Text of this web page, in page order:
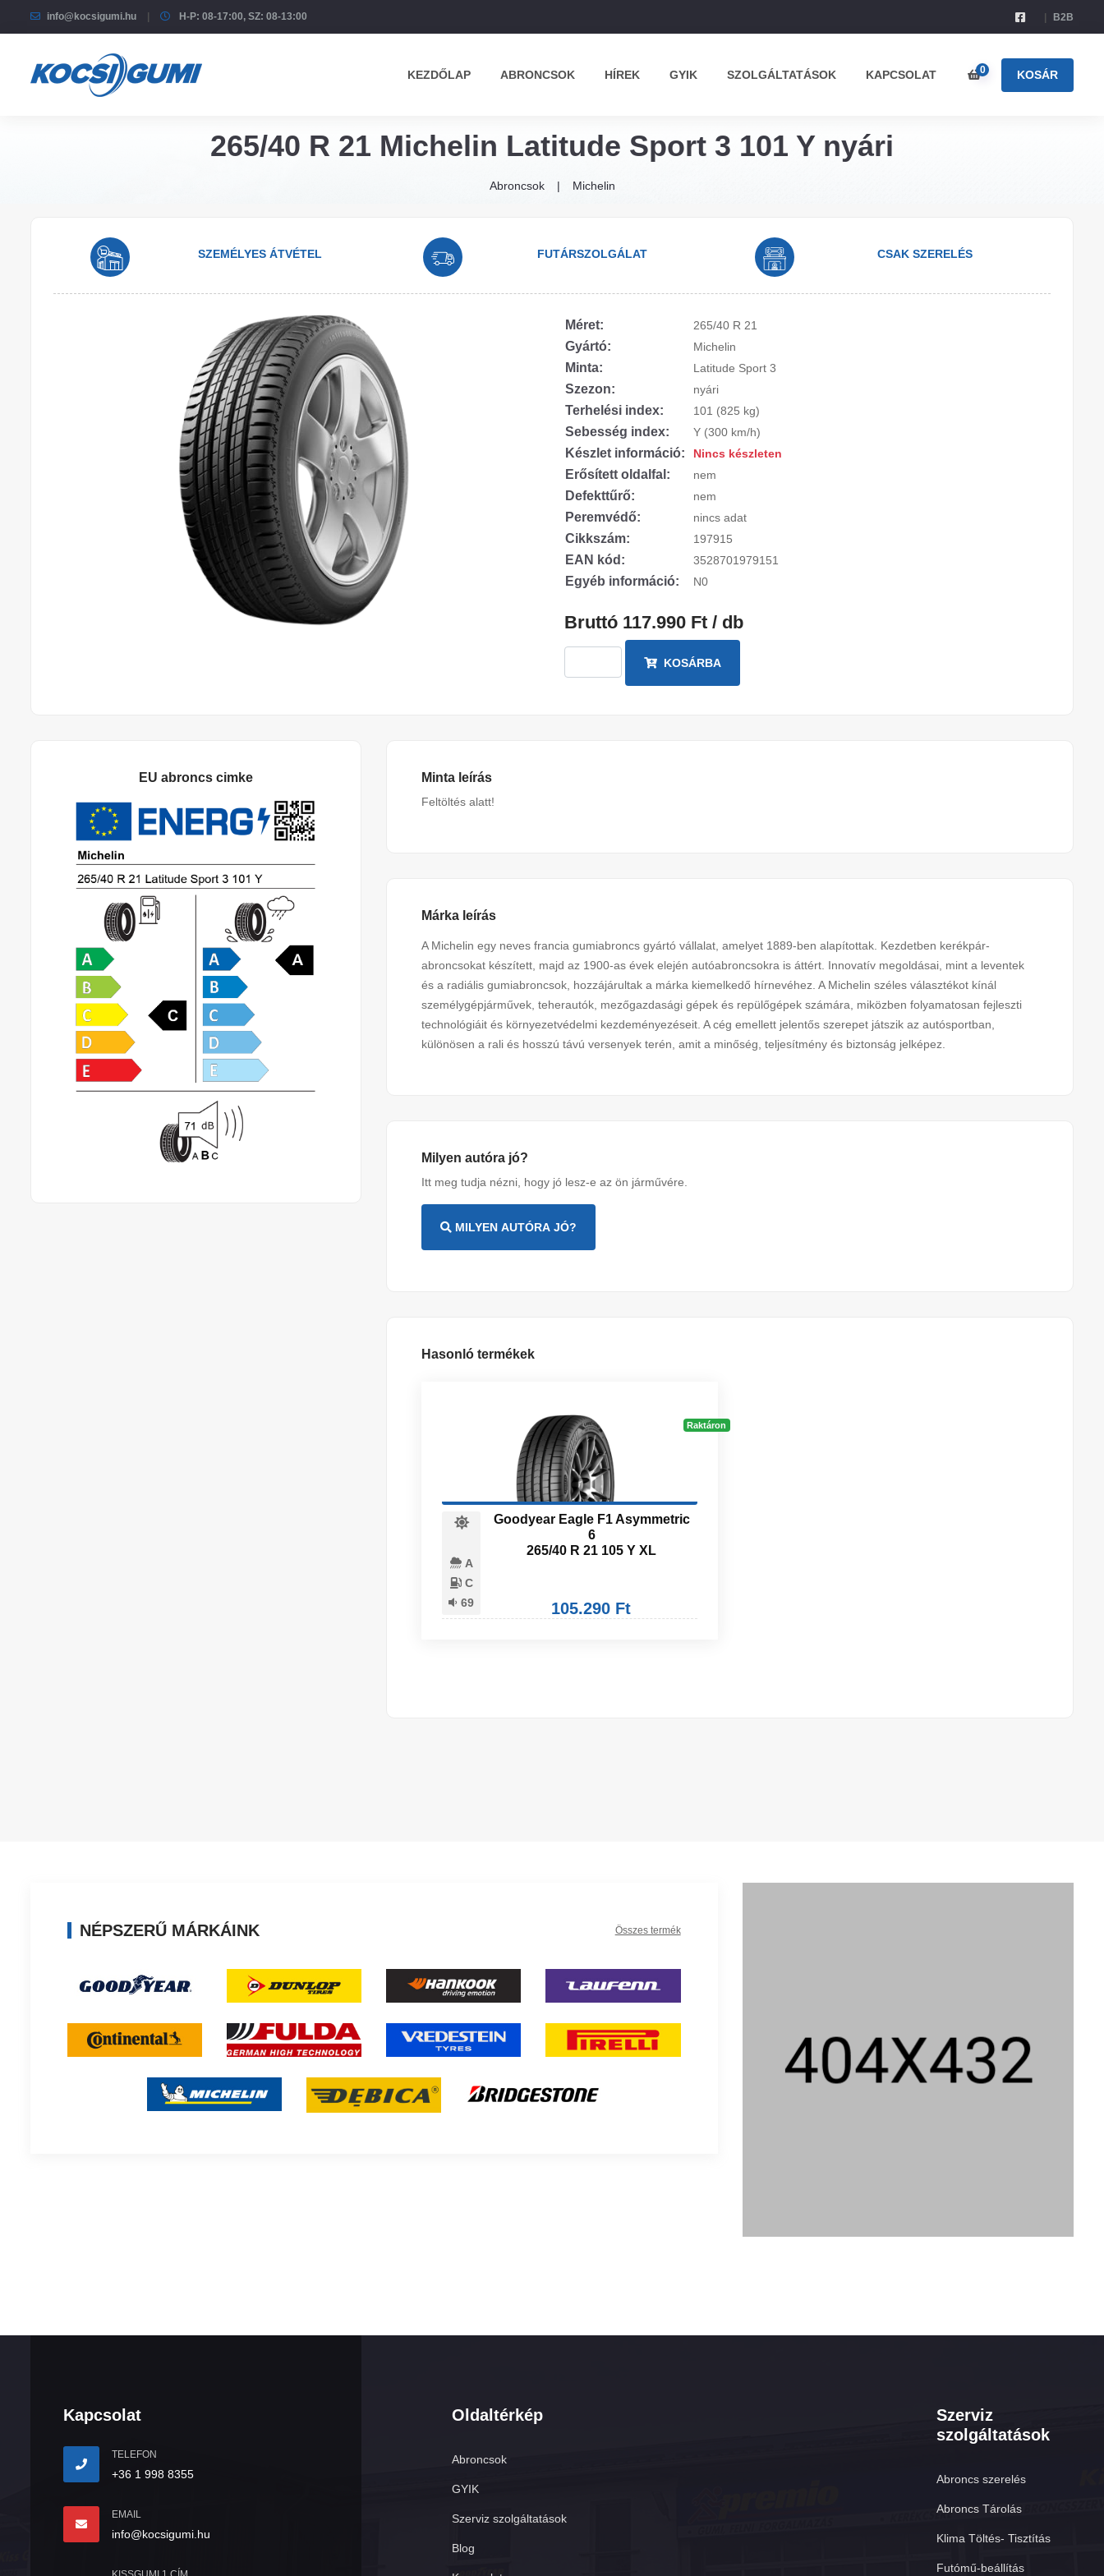
info@kocsigumi.hu H-P: 08-17:00, SZ: 08-13:00 B2B
KEZDŐLAP ABRONCSOK HÍREK GYIK SZOLGÁLTATÁSOK KAPCSOLAT 0 KOSÁR
265/40 R 21 Michelin Latitude Sport 3 101 Y nyári
Abroncsok Michelin
SZEMÉLYES ÁTVÉTEL FUTÁRSZOLGÁLAT CSAK SZERELÉS
Méret: 265/40 R 21
Gyártó: Michelin
Minta: Latitude Sport 3
Szezon: nyári
Terhelési index: 101 (825 kg)
Sebesség index: Y (300 km/h)
Készlet információ: Nincs készleten
Erősített oldalfal: nem
Defekttűrő: nem
Peremvédő: nincs adat
Cikkszám: 197915
EAN kód: 3528701979151
Egyéb információ: N0
Bruttó 117.990 Ft / db
KOSÁRBA
EU abroncs cimke Minta leírás
Feltöltés alatt!
Márka leírás
A Michelin egy neves francia gumiabroncs gyártó vállalat, amelyet 1889-ben alapítottak. Kezdetben kerékpár-
abroncsokat készített, majd az 1900-as évek elején autóabroncsokra is áttért. Innovatív megoldásai, mint a leventek
és a radiális gumiabroncsok, hozzájárultak a márka kiemelkedő hírnevéhez. A Michelin széles választékot kínál
személygépjárművek, teherautók, mezőgazdasági gépek és repülőgépek számára, miközben folyamatosan fejleszti
technológiáit és környezetvédelmi kezdeményezéseit. A cég emellett jelentős szerepet játszik az autósportban,
különösen a rali és hosszú távú versenyek terén, amit a minőség, teljesítmény és biztonság jelképez.
Milyen autóra jó?
Itt meg tudja nézni, hogy jó lesz-e az ön járművére.
MILYEN AUTÓRA JÓ?
Hasonló termékek
Raktáron
A
C
69
Goodyear Eagle F1 Asymmetric
6
265/40 R 21 105 Y XL
105.290 Ft
NÉPSZERŰ MÁRKÁINK Összes termék
Kapcsolat
TELEFON
+36 1 998 8355
EMAIL
info@kocsigumi.hu
Oldaltérkép
Abroncsok
GYIK
Szerviz szolgáltatások
Blog
Szerviz
szolgáltatások
Abroncs szerelés
Abroncs Tárolás
Klima Töltés- Tisztítás
Futómű-beállítás